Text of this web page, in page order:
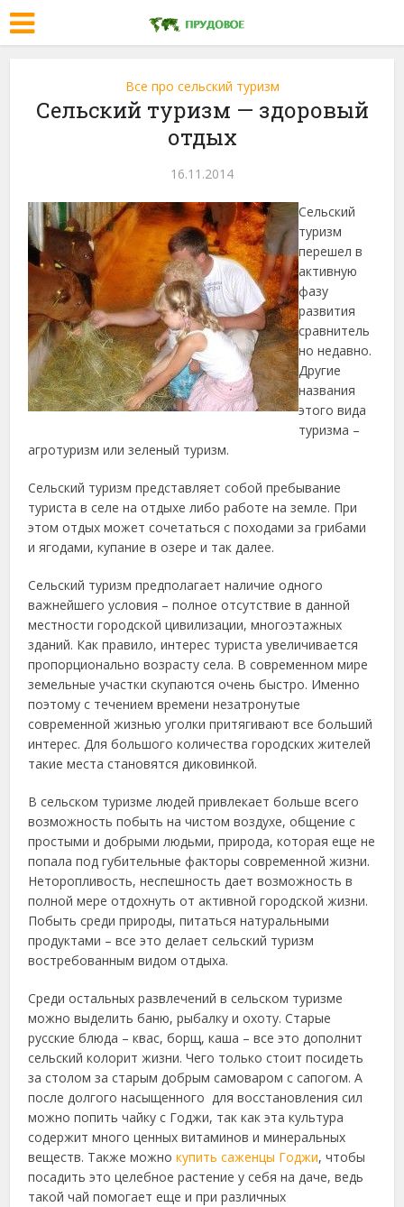
Все про сельский туризм
Сельский туризм — здоровый
отдых
16.11.2014
Сельский
туризм
перешел в
активную
фазу
развития
сравнитель
но недавно.
Другие
названия
этого вида
туризма –
агротуризм или зеленый туризм.
Сельский туризм представляет собой пребывание
туриста в селе на отдыхе либо работе на земле. При
этом отдых может сочетаться с походами за грибами
и ягодами, купание в озере и так далее.
Сельский туризм предполагает наличие одного
важнейшего условия – полное отсутствие в данной
местности городской цивилизации, многоэтажных
зданий. Как правило, интерес туриста увеличивается
пропорционально возрасту села. В современном мире
земельные участки скупаются очень быстро. Именно
поэтому с течением времени незатронутые
современной жизнью уголки притягивают все больший
интерес. Для большого количества городских жителей
такие места становятся диковинкой.
В сельском туризме людей привлекает больше всего
возможность побыть на чистом воздухе, общение с
простыми и добрыми людьми, природа, которая еще не
попала под губительные факторы современной жизни.
Неторопливость, неспешность дает возможность в
полной мере отдохнуть от активной городской жизни.
Побыть среди природы, питаться натуральными
продуктами – все это делает сельский туризм
востребованным видом отдыха.
Среди остальных развлечений в сельском туризме
можно выделить баню, рыбалку и охоту. Старые
русские блюда – квас, борщ, каша – все это дополнит
сельский колорит жизни. Чего только стоит посидеть
за столом за старым добрым самоваром с сапогом. А
после долгого насыщенного для восстановления сил
можно попить чайку с Годжи, так как эта культура
содержит много ценных витаминов и минеральных
веществ. Также можнокупить саженцы Годжи, чтобы
посадить это целебное растение у себя на даче, ведь
такой чай помогает еще и при различных